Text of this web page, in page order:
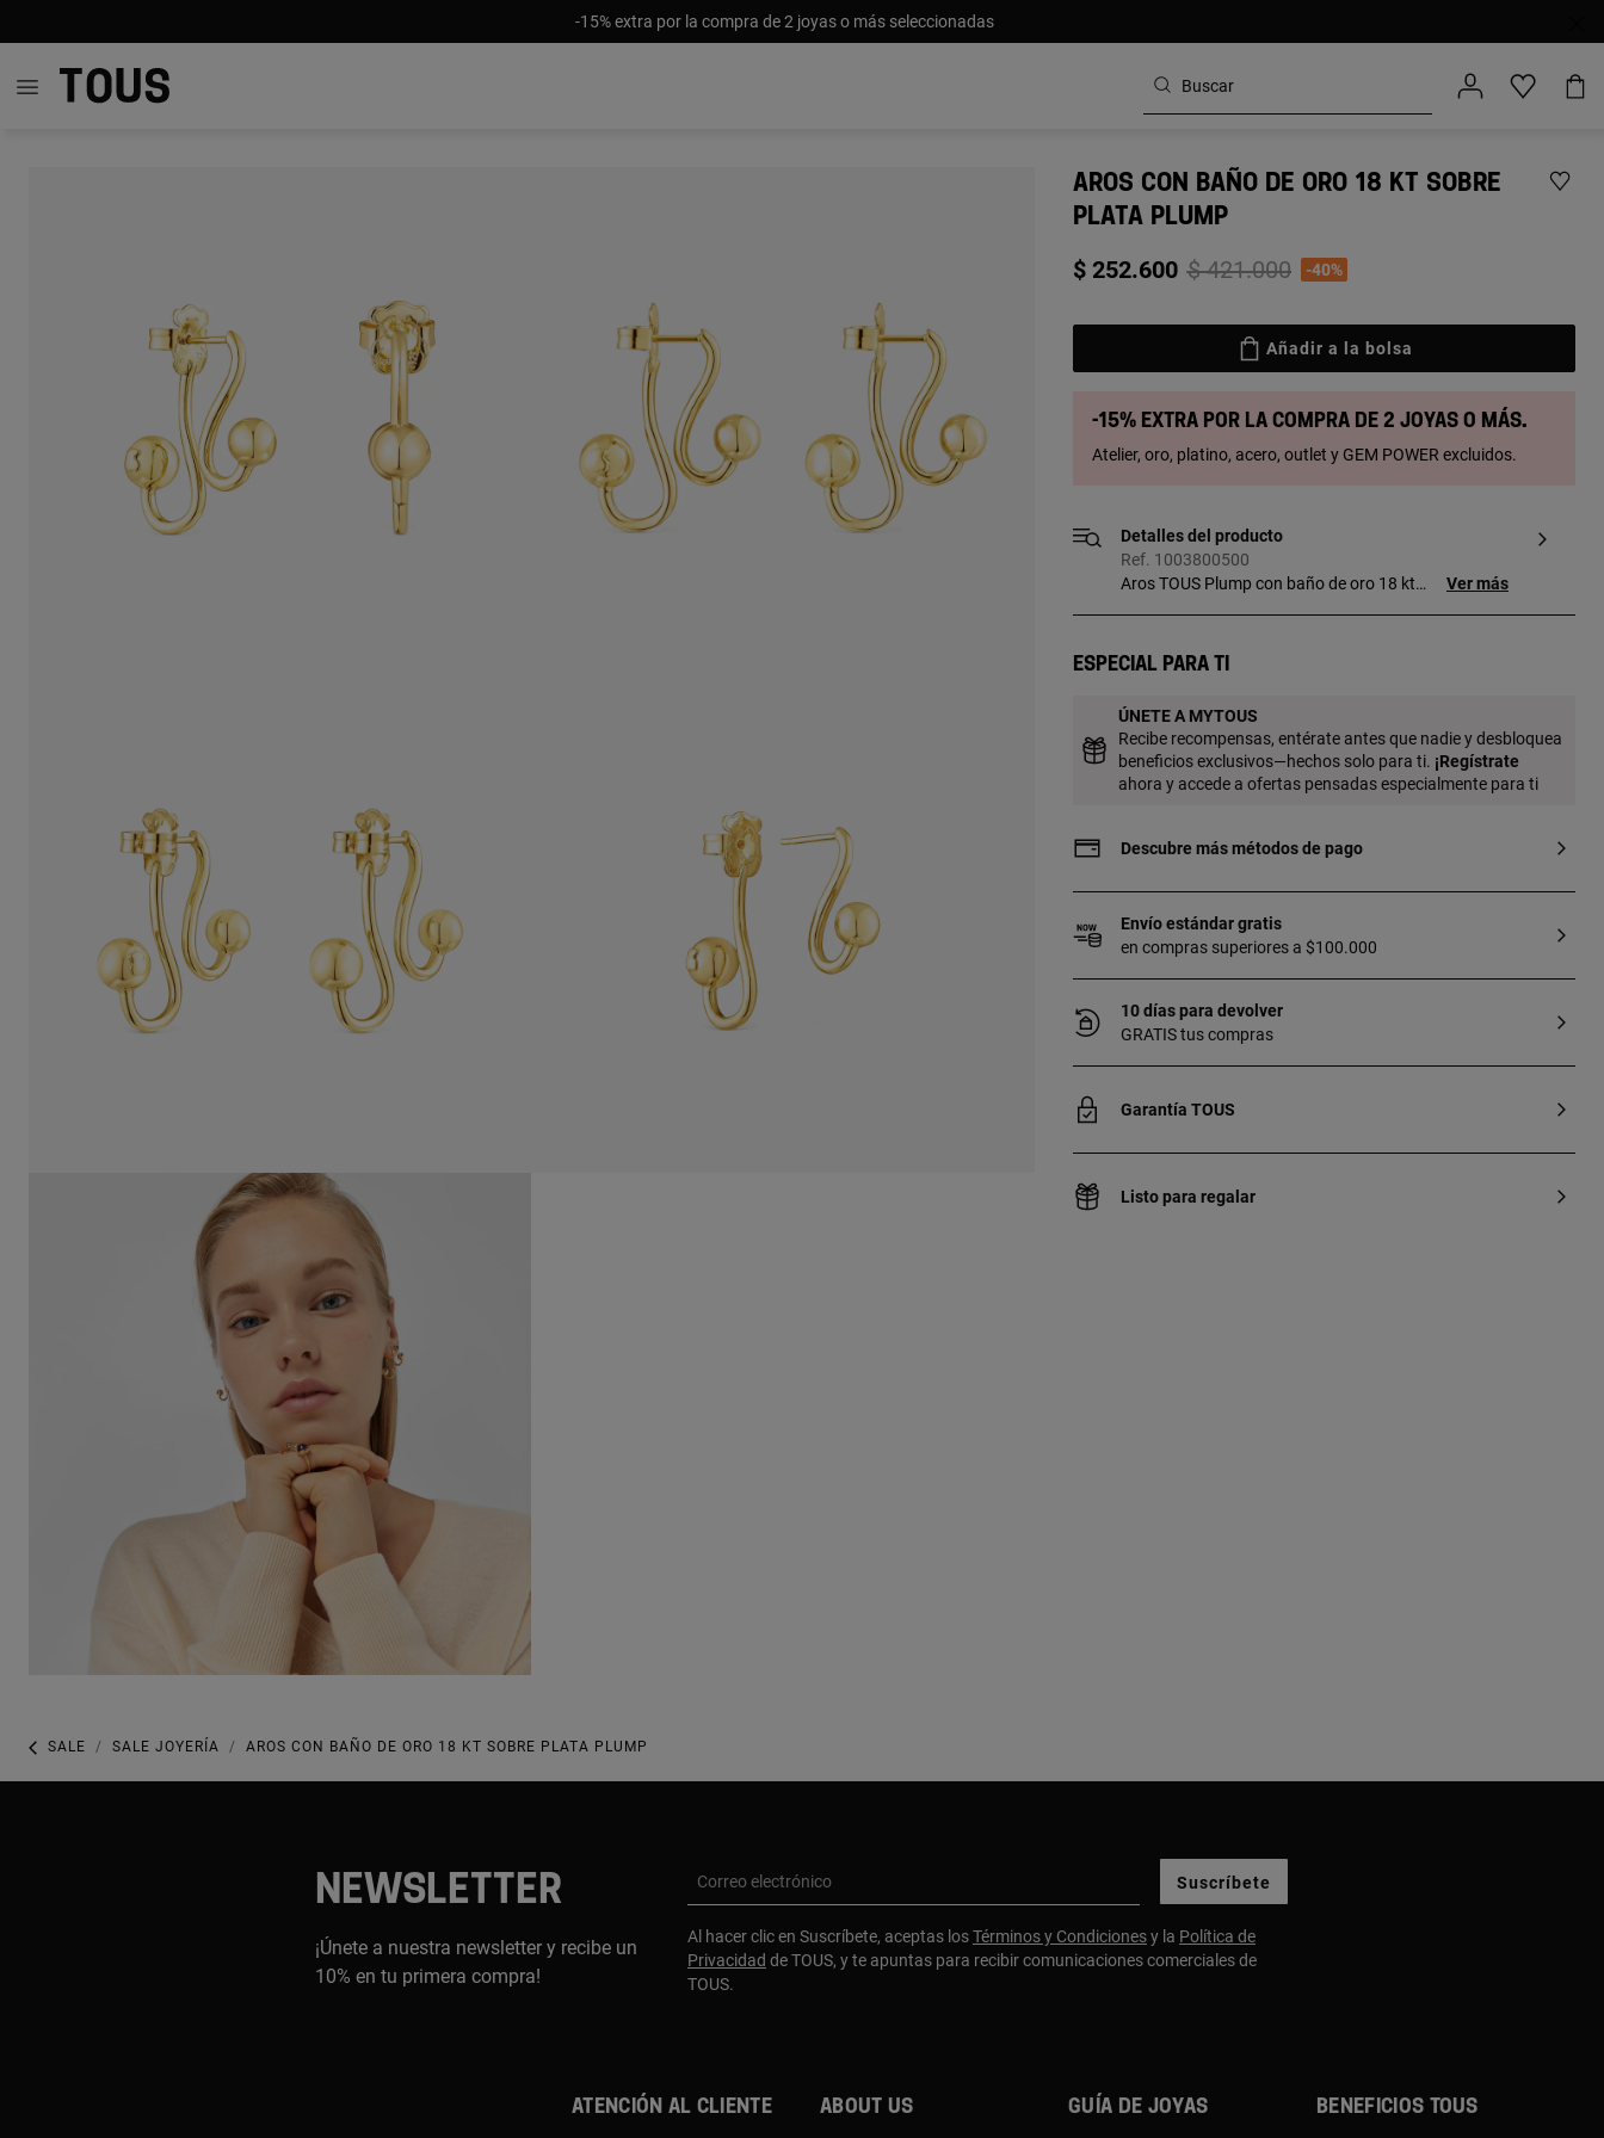
-15% extra por la compra de 2 joyas o más seleccionadas
AROS CON BAÑO DE ORO 18 KT SOBRE
PLATA PLUMP
$ 252.600 Price reduced from
$ 421.000to-40%
Añadir a la bolsa
-15% extra por la compra de 2 joyas o más.
Atelier, oro, platino, acero, outlet y GEM POWER excluidos.
Detalles del producto
Ref. 1003800500
Aros TOUS Plump con baño de oro 18 kt
La pieza está pulida en los extremos con
mm en una de ellas. Diámetro bolas: 6 y 7
mm. Tamaño del aro: 30 mm. Cierre
presión.
Ver más
Especial para ti
ÚNETE A MYTOUS
Recibe recompensas, entérate antes que nadie y desbloquea
beneficios exclusivos—hechos solo para ti. ¡Regístrate
ahora y accede a ofertas pensadas especialmente para ti
Descubre más métodos de pago
Envío estándar gratis
en compras superiores a $100.000
10 días para devolver
GRATIS tus compras
Garantía TOUS
Listo para regalar
SALE SALE JOYERÍA AROS CON BAÑO DE ORO 18 KT SOBRE PLATA PLUMP
NEWSLETTER
¡Únete a nuestra newsletter y recibe un
10% en tu primera compra!
Correo electrónico Suscríbete
Al hacer clic en Suscríbete, aceptas losTérminos y Condicionesy la Política de
Privacidad de TOUS, y te apuntas para recibir comunicaciones comerciales de
TOUS.
Atención al cliente About us Guía de joyas Beneficios TOUS